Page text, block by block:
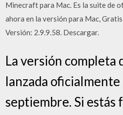
Minecraft para Mac. Es la suite de
ahora en la versión para Mac,
Versión: 2.9.9.58. Descargar.
La versión completa
lanzada oficialmente
septiembre. Si estás